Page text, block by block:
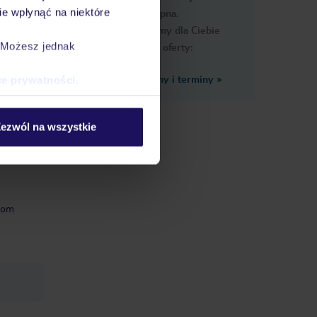
wpłynąć na niektóre
jednak
prywatności
na wszystkie
dostępna.
Przygotowaliśmy dla Ciebie
podobne oferty:
Zobacz inne ceny i terminy »